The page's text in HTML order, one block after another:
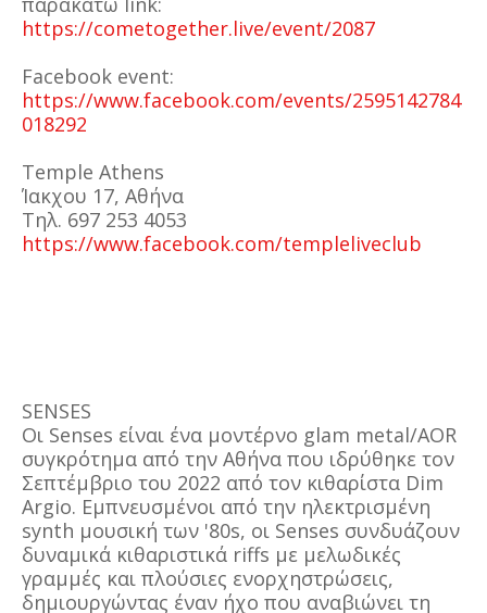
https://cometogether.live/event/2087
Facebook event:
https://www.facebook.com/events/2595142784
018292
Temple Athens
Ίακχου 17, Αθήνα
Τηλ. 697 253 4053
https://www.facebook.com/templeliveclub
SENSES
Οι Senses είναι ένα μοντέρνο glam metal/AOR
συγκρότημα από την Αθήνα που ιδρύθηκε τον
Σεπτέμβριο του 2022 από τον κιθαρίστα Dim
Argio. Εμπνευσμένοι από την ηλεκτρισμένη
synth μουσική των '80s, οι Senses συνδυάζουν
δυναμικά κιθαριστικά riffs με μελωδικές
γραμμές και πλούσιες ενορχηστρώσεις,
δημιουργώντας έναν ήχο που αναβιώνει τη